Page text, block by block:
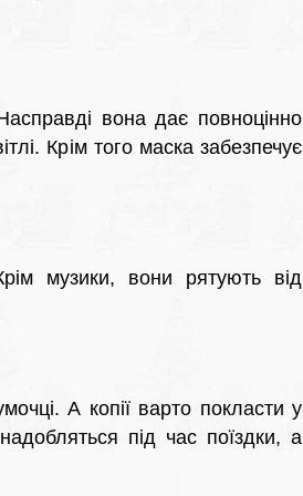
вона дає повноцінно
Крім того маска забезпечує
музики, вони рятують від
А копії варто покласти у
під час поїздки, а